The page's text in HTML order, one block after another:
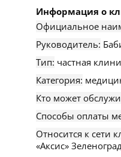
Информация о
Официальное
Руководитель:
Тип: частная
Категория:
Кто может
Способы оплаты
Относится к сети
«Аксис»